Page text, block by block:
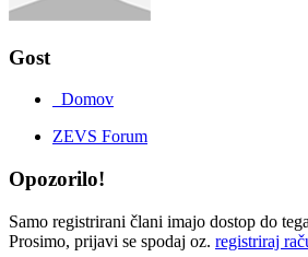
Gost
Domov
ZEVS Forum
Opozorilo!
Samo registrirani člani imajo dostop do
Prosimo, prijavi se spodaj oz. registriraj